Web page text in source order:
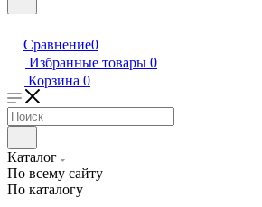
Сравнение0
Избранные товары 0
Корзина 0
Каталог
По всему сайту
По каталогу